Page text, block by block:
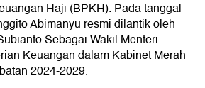
Haji (BPKH). Pada tanggal
Abimanyu resmi dilantik oleh
Sebagai Wakil Menteri
Keuangan dalam Kabinet Merah
2024-2029.